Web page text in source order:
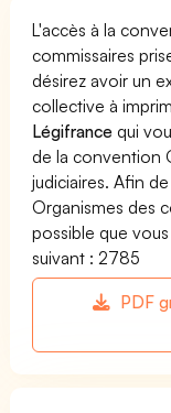
L'accès à la
commissaires
désirez avoir un
collective à
Légifrance qui
de la convention
judiciaires. Afin
Organismes des
possible que
suivant : 2785
PDF